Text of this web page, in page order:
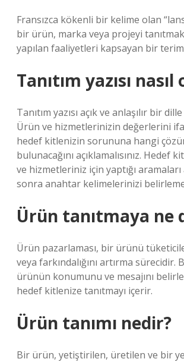
Fransızca kökenli bir kelime olan
bir ürün, marka veya projeyi tanıtmak
yapılan faaliyetleri kapsayan bir
Tanıtım yazısı nasıl
Tanıtım yazısı açık ve anlaşılır bir dille
Ürün ve hizmetlerinizin değerlerini
hedef kitlenizin sorununa hangi
bulunacağını açıklamalısınız. Hedef
ve hizmetleriniz için yaptığı
sonra anahtar kelimelerinizi
Ürün tanıtmaya ne
Ürün pazarlaması, bir ürünü
veya farkındalığını artırma sürecidir.
ürünün konumunu ve mesajını
hedef kitlenize tanıtmayı içerir.
Ürün tanımı nedir?
Bir ürün, yetiştirilen, üretilen ve bir